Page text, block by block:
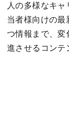
人の多様なキ
当者様向けの最
つ情報まで、変
進させるコンテ